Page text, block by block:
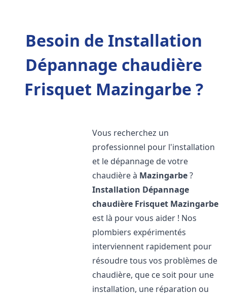
Besoin de Installation
Dépannage chaudière
Frisquet Mazingarbe ?
Vous recherchez un
professionnel pour l'installation
et le dépannage de votre
chaudière à Mazingarbe?
Installation Dépannage
chaudière Frisquet Mazingarbe
est là pour vous aider ! Nos
plombiers expérimentés
interviennent rapidement pour
résoudre tous vos problèmes de
chaudière, que ce soit pour une
installation, une réparation ou